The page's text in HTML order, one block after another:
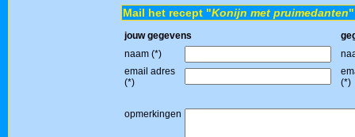
Mail het recept "Konijn met pruimedanten
jouw gegevens
naam (*)
email adres
(*)
(*)
opmerkingen